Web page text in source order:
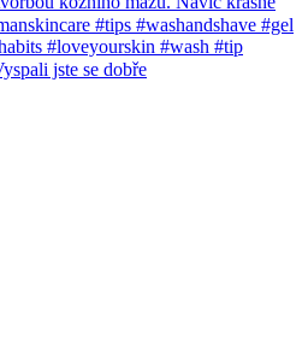
jste se dobře